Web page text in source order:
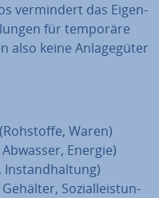
ver­min­dert das Ei­gen­
für temporäre
also keine An­la­ge­gü­ter
Waren)
Energie)
In­stand­hal­tung)
So­zi­al­leis­tun­